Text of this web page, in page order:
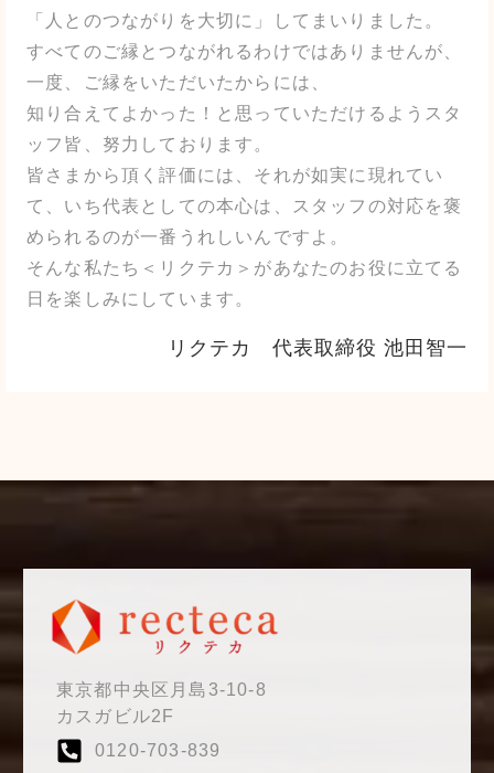
「人とのつながりを大切に」してまいりました。
すべてのご縁とつながれるわけではありませんが、
一度、ご縁をいただいたからには、
知り合えてよかった！と思っていただけるようスタ
ッフ皆、努力しております。
皆さまから頂く評価には、それが如実に現れてい
て、いち代表としての本心は、スタッフの対応を褒
められるのが一番うれしいんですよ。
そんな私たち＜リクテカ＞があなたのお役に立てる
日を楽しみにしています。
リクテカ 代表取締役 池田智一
東京都中央区月島3-10-8
カスガビル2F
0120-703-839